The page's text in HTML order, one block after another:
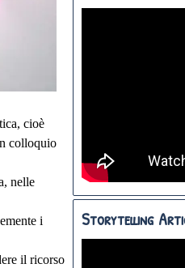
cioè
colloquio
nelle
i
il ricorso
Storytelling